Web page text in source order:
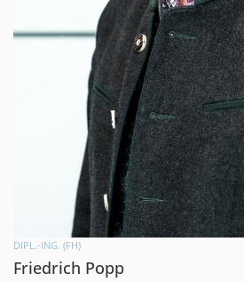
DIPL.-ING. (FH)
Friedrich Popp